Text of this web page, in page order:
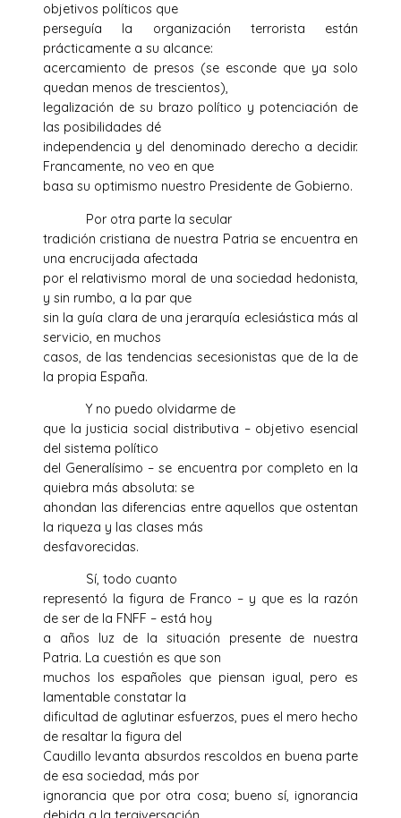
objetivos políticos que
perseguía la organización terrorista están
prácticamente a su alcance:
acercamiento de presos (se esconde que ya solo
quedan menos de trescientos),
legalización de su brazo político y potenciación de
las posibilidades dé
independencia y del denominado derecho a decidir.
Francamente, no veo en que
basa su optimismo nuestro Presidente de Gobierno.
Por otra parte la secular
tradición cristiana de nuestra Patria se encuentra en
una encrucijada afectada
por el relativismo moral de una sociedad hedonista,
y sin rumbo, a la par que
sin la guía clara de una jerarquía eclesiástica más al
servicio, en muchos
casos, de las tendencias secesionistas que de la de
la propia España.
Y no puedo olvidarme de
que la justicia social distributiva – objetivo esencial
del sistema político
del Generalísimo – se encuentra por completo en la
quiebra más absoluta: se
ahondan las diferencias entre aquellos que ostentan
la riqueza y las clases más
desfavorecidas.
Sí, todo cuanto
representó la figura de Franco – y que es la razón
de ser de la FNFF – está hoy
a años luz de la situación presente de nuestra
Patria. La cuestión es que son
muchos los españoles que piensan igual, pero es
lamentable constatar la
dificultad de aglutinar esfuerzos, pues el mero hecho
de resaltar la figura del
Caudillo levanta absurdos rescoldos en buena parte
de esa sociedad, más por
ignorancia que por otra cosa; bueno sí, ignorancia